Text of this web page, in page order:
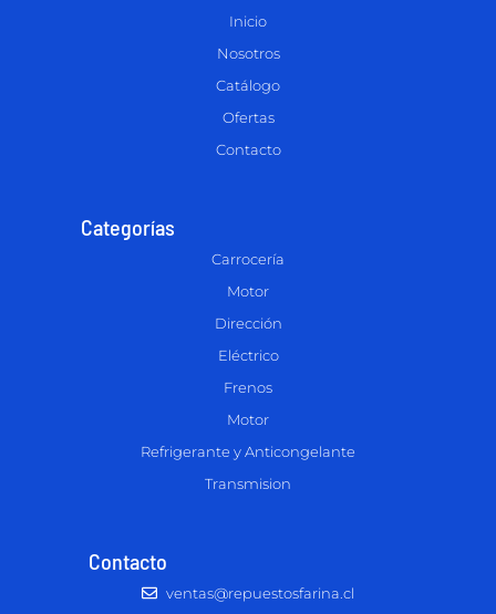
Inicio
Nosotros
Catálogo
Ofertas
Contacto
Categorías
Carrocería
Motor
Dirección
Eléctrico
Frenos
Motor
Refrigerante y Anticongelante
Transmision
Contacto
ventas@repuestosfarina.cl